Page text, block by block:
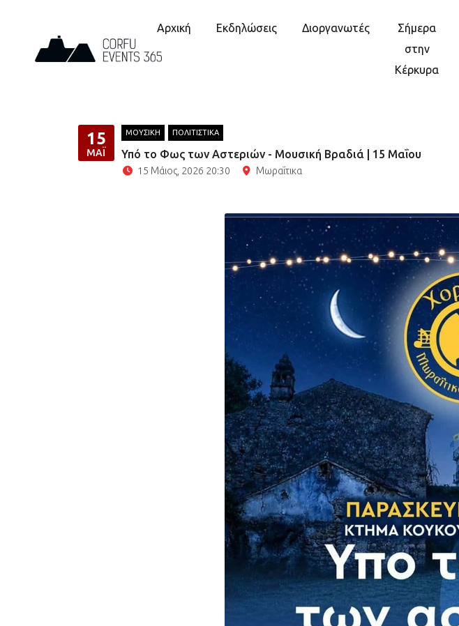
Αρχική Εκδηλώσεις Διοργανωτές
Σήμερα
στην
Κέρκυρα
15
ΜΆΙ
ΜΟΥΣΙΚΗ ΠΟΛΙΤΙΣΤΙΚΑ
Υπό το Φως των Αστεριών - Μουσική Βραδιά | 15 Μαΐου
15 Μάιος, 2026 20:30 Μωραΐτικα